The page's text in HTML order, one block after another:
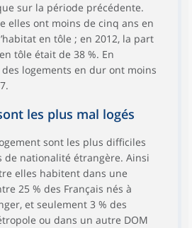
sur la période précédente.
elles ont moins de cinq ans en
en tôle ; en 2012, la part
tôle était de 38 %. En
logements en dur ont moins
les plus mal logés
sont les plus difficiles
de nationalité étrangère. Ainsi
elles habitent dans une
25 % des Français nés à
et seulement 3 % des
ou dans un autre DOM